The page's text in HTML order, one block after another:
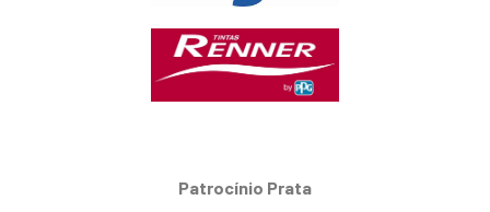
Patrocínio Prata